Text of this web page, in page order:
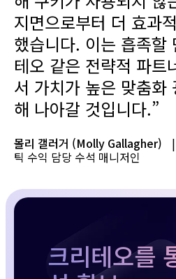
지면으로부터 더 효과
했습니다. 이는 흡족할
테오 같은 전략적 파트
서 가치가 높은 맞춤화
해 나아갈 것입니다.”
몰리 갤러거 (Molly Gallagher) |
틱 수익 담당 수석 매니저인
크리테오를